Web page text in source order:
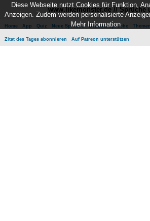
www.likemonster.de // Sprüche
Home App Quiz Neue Sprüche Beliebte Sprüche Themen
Zitat des Tages abonnieren Auf Patreon unterstützen
Diese Webseite nutzt Cookies für Funktion,
Anzeigen. Zudem werden personalisierte
Mehr Information